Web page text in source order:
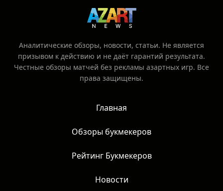
Аналитические обзоры, новости, статьи. Не является
призывом к действию и не даёт гарантий результата.
Честные обзоры матчей без рекламы азартных игр. Все
права защищены.
Главная
Обзоры букмекеров
Рейтинг Букмекеров
Новости